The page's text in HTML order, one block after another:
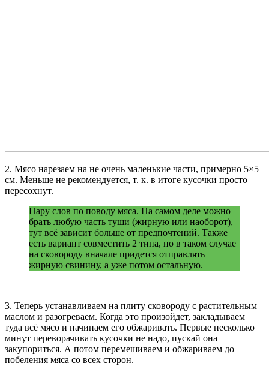
2. Мясо нарезаем на не очень маленькие части, примерно 5×5
см. Меньше не рекомендуется, т. к. в итоге кусочки просто
пересохнут.
Пару слов по поводу мяса. На самом деле можно
брать любую часть туши (жирную или наоборот),
тут всё зависит больше от предпочтений. Также
есть вариант совместить 2 типа, но в таком случае
на сковороду вначале придется отправлять
жирную свинину, а уже потом остальную.
3. Теперь устанавливаем на плиту сковороду с растительным
маслом и разогреваем. Когда это произойдет, закладываем
туда всё мясо и начинаем его обжаривать. Первые несколько
минут переворачивать кусочки не надо, пускай она
закупориться. А потом перемешиваем и обжариваем до
побеления мяса со всех сторон.